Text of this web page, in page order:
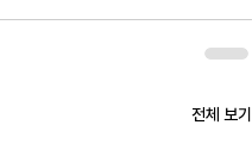
전체 보기